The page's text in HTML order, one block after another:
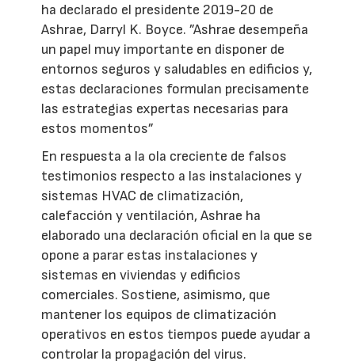
ha declarado el presidente 2019-20 de
Ashrae, Darryl K. Boyce. ”Ashrae desempeña
un papel muy importante en disponer de
entornos seguros y saludables en edificios y,
estas declaraciones formulan precisamente
las estrategias expertas necesarias para
estos momentos”
En respuesta a la ola creciente de falsos
testimonios respecto a las instalaciones y
sistemas HVAC de climatización,
calefacción y ventilación, Ashrae ha
elaborado una declaración oficial en la que se
opone a parar estas instalaciones y
sistemas en viviendas y edificios
comerciales. Sostiene, asimismo, que
mantener los equipos de climatización
operativos en estos tiempos puede ayudar a
controlar la propagación del virus.